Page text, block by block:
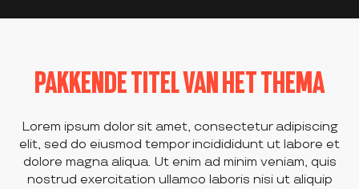
PAKKENDE TITEL VAN HET THEMA
Lorem ipsum dolor sit amet, consectetur adipiscing
elit, sed do eiusmod tempor incidididunt ut labore et
dolore magna aliqua. Ut enim ad minim veniam, quis
nostrud exercitation ullamco laboris nisi ut aliquip